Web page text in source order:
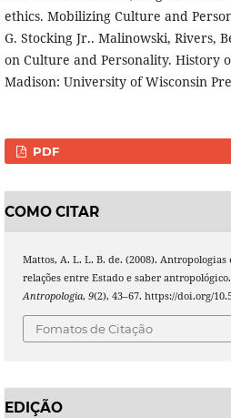
ethics. Mobilizing Culture and
G. Stocking Jr.. Malinowski, Rivers,
on Culture and Personality. History
Madison: University of Wisconsin
PDF
COMO CITAR
Mattos, A. L. L. B. de. (2008). Antropologias
relações entre Estado e saber antropológico.
Antropologia, 9(2), 43–67. https://doi.org/
Fomatos de Citação
EDIÇÃO